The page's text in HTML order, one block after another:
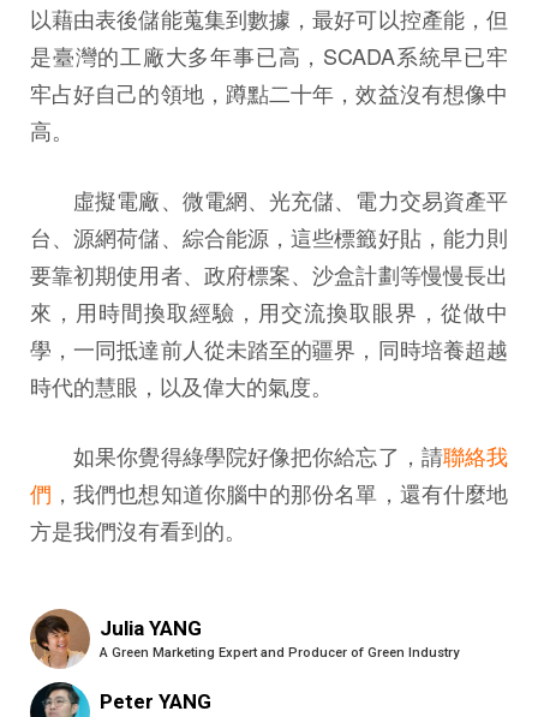
以藉由表後儲能蒐集到數據，最好可以控產能，但
是臺灣的工廠大多年事已高，SCADA系統早已牢
牢占好自己的領地，蹲點二十年，效益沒有想像中
高。
虛擬電廠、微電網、光充儲、電力交易資產平
台、源網荷儲、綜合能源，這些標籤好貼，能力則
要靠初期使用者、政府標案、沙盒計劃等慢慢長出
來，用時間換取經驗，用交流換取眼界，從做中
學，一同抵達前人從未踏至的疆界，同時培養超越
時代的慧眼，以及偉大的氣度。
如果你覺得綠學院好像把你給忘了，請聯絡我
們 ，我們也想知道你腦中的那份名單，還有什麼地
方是我們沒有看到的。
Julia YANG
A Green Marketing Expert and Producer of Green Industry
Peter YANG